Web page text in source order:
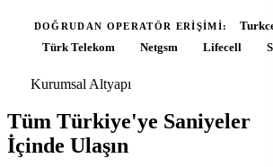
DOĞRUDAN OPERATÖR ERİŞİMİ:
Türk Telekom
Netgsm Lifecell
Kurumsal Altyapı
Tüm Türkiye'ye Saniyeler
İçinde Ulaşın